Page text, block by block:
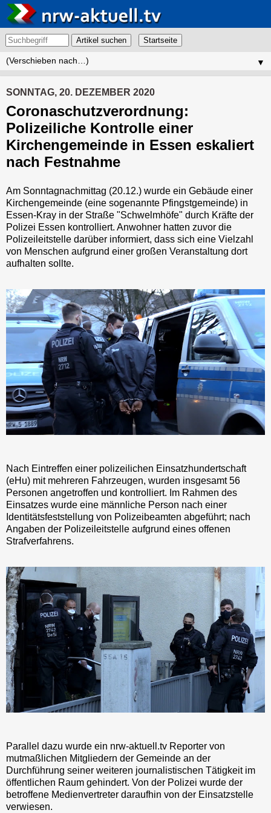
Artikel suchen
▼
SONNTAG, 20. DEZEMBER 2020
Coronaschutzverordnung:
Polizeiliche Kontrolle einer
Kirchengemeinde in Essen eskaliert
nach Festnahme
Am Sonntagnachmittag (20.12.) wurde ein Gebäude einer
Kirchengemeinde (eine sogenannte Pfingstgemeinde) in
Essen-Kray in der Straße "Schwelmhöfe" durch Kräfte der
Polizei Essen kontrolliert. Anwohner hatten zuvor die
Polizeileitstelle darüber informiert, dass sich eine Vielzahl
von Menschen aufgrund einer großen Veranstaltung dort
aufhalten sollte.
Nach Eintreffen einer polizeilichen Einsatzhundertschaft
(eHu) mit mehreren Fahrzeugen, wurden insgesamt 56
Personen angetroffen und kontrolliert. Im Rahmen des
Einsatzes wurde eine männliche Person nach einer
Identitätsfeststellung von Polizeibeamten abgeführt; nach
Angaben der Polizeileitstelle aufgrund eines offenen
Strafverfahrens.
Parallel dazu wurde ein nrw-aktuell.tv Reporter von
mutmaßlichen Mitgliedern der Gemeinde an der
Durchführung seiner weiteren journalistischen Tätigkeit im
öffentlichen Raum gehindert. Von der Polizei wurde der
betroffene Medienvertreter daraufhin von der Einsatzstelle
verwiesen.